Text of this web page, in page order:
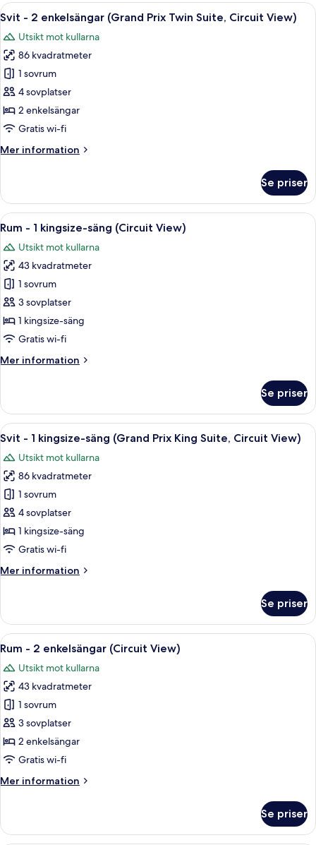
enkelsängar
View)
Öppna
alla
foton
för
Svit
-
2
enkelsängar
Prix
Circuit
View)
En låda med snyggt ordnade fack
7
Svit - 2 enkelsängar (Grand Prix Twin Suite, Circuit View)
Utsikt mot kullarna
86 kvadratmeter
1 sovrum
4 sovplatser
2 enkelsängar
Gratis wi-fi
Mer information
Mer
-
enkelsängar
Prix
Twin
Suite,
Circuit
View)
Se priser
Öppna
alla
foton
för
Rum
-
1
kingsize-
(Circuit
Ett hotellrum med en säng, en tv,
8
Rum - 1 kingsize-säng (Circuit View)
Utsikt mot kullarna
43 kvadratmeter
1 sovrum
3 sovplatser
1 kingsize-säng
Gratis wi-fi
Mer information
Mer
-
kingsize-
(Circuit
View)
Se priser
Öppna
alla
foton
för
Svit
-
1
kingsize-
(Grand
Suite,
Circuit
View)
En låda med snyggt ordnade fack
7
Svit - 1 kingsize-säng (Grand Prix King Suite, Circuit View)
Utsikt mot kullarna
86 kvadratmeter
1 sovrum
4 sovplatser
1 kingsize-säng
Gratis wi-fi
Mer information
Mer
-
kingsize-
(Grand
Prix
King
Suite,
Circuit
View)
Se priser
Öppna
alla
foton
för
Rum
-
2
enkelsängar
View)
Ett hotellrum med två sängar, ett
8
Rum - 2 enkelsängar (Circuit View)
Utsikt mot kullarna
43 kvadratmeter
1 sovrum
3 sovplatser
2 enkelsängar
Gratis wi-fi
Mer information
Mer
-
Se priser